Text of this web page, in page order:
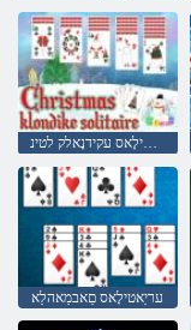
עריַאטילָאס םַאבמַאהלַא